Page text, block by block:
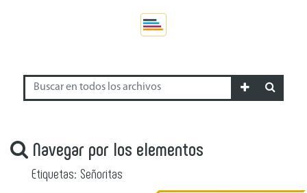
Navegar por los elementos
Etiquetas: Señoritas